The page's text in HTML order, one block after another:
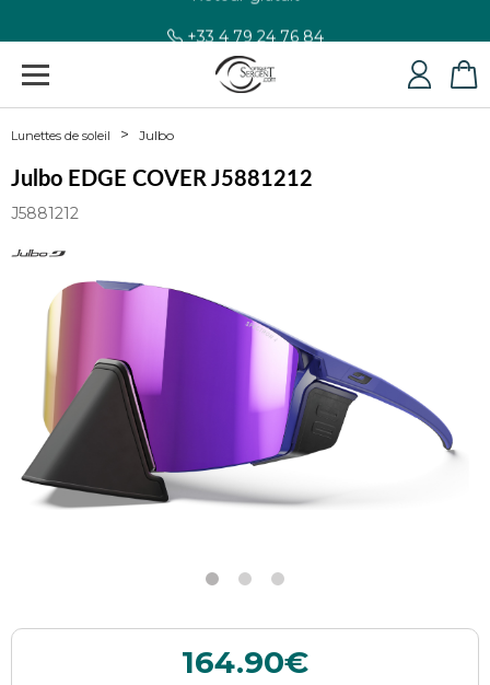
+33 4 79 24 76 84
Lunettes de soleil Julbo
Julbo EDGE COVER J5881212
J5881212
164.90